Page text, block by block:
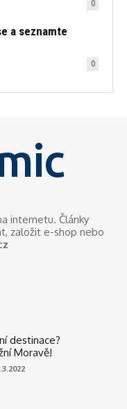
0
a seznamte
0
internetu. Články
založit e-shop nebo
destinace?
Moravě!